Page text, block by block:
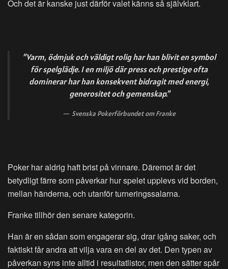
Och det är kanske just därför valet känns så självklart.
”Varm, ödmjuk och väldigt rolig har han blivit en symbol
för spelglädje. I en miljö där press och prestige ofta
dominerar har han konsekvent bidragit med energi,
generositet och gemenskap.”
Svenska Pokerförbundet om Franke
Poker har aldrig haft brist på vinnare. Däremot är det
betydligt färre som påverkar hur spelet upplevs vid borden,
mellan händerna, och utanför turneringssalarna.
Franke tillhör den senare kategorin.
Han är en sådan som engagerar sig, drar igång saker, och
faktiskt får andra att vilja vara en del av det. Den typen av
påverkan syns inte alltid i resultatlistor, men den sätter spår